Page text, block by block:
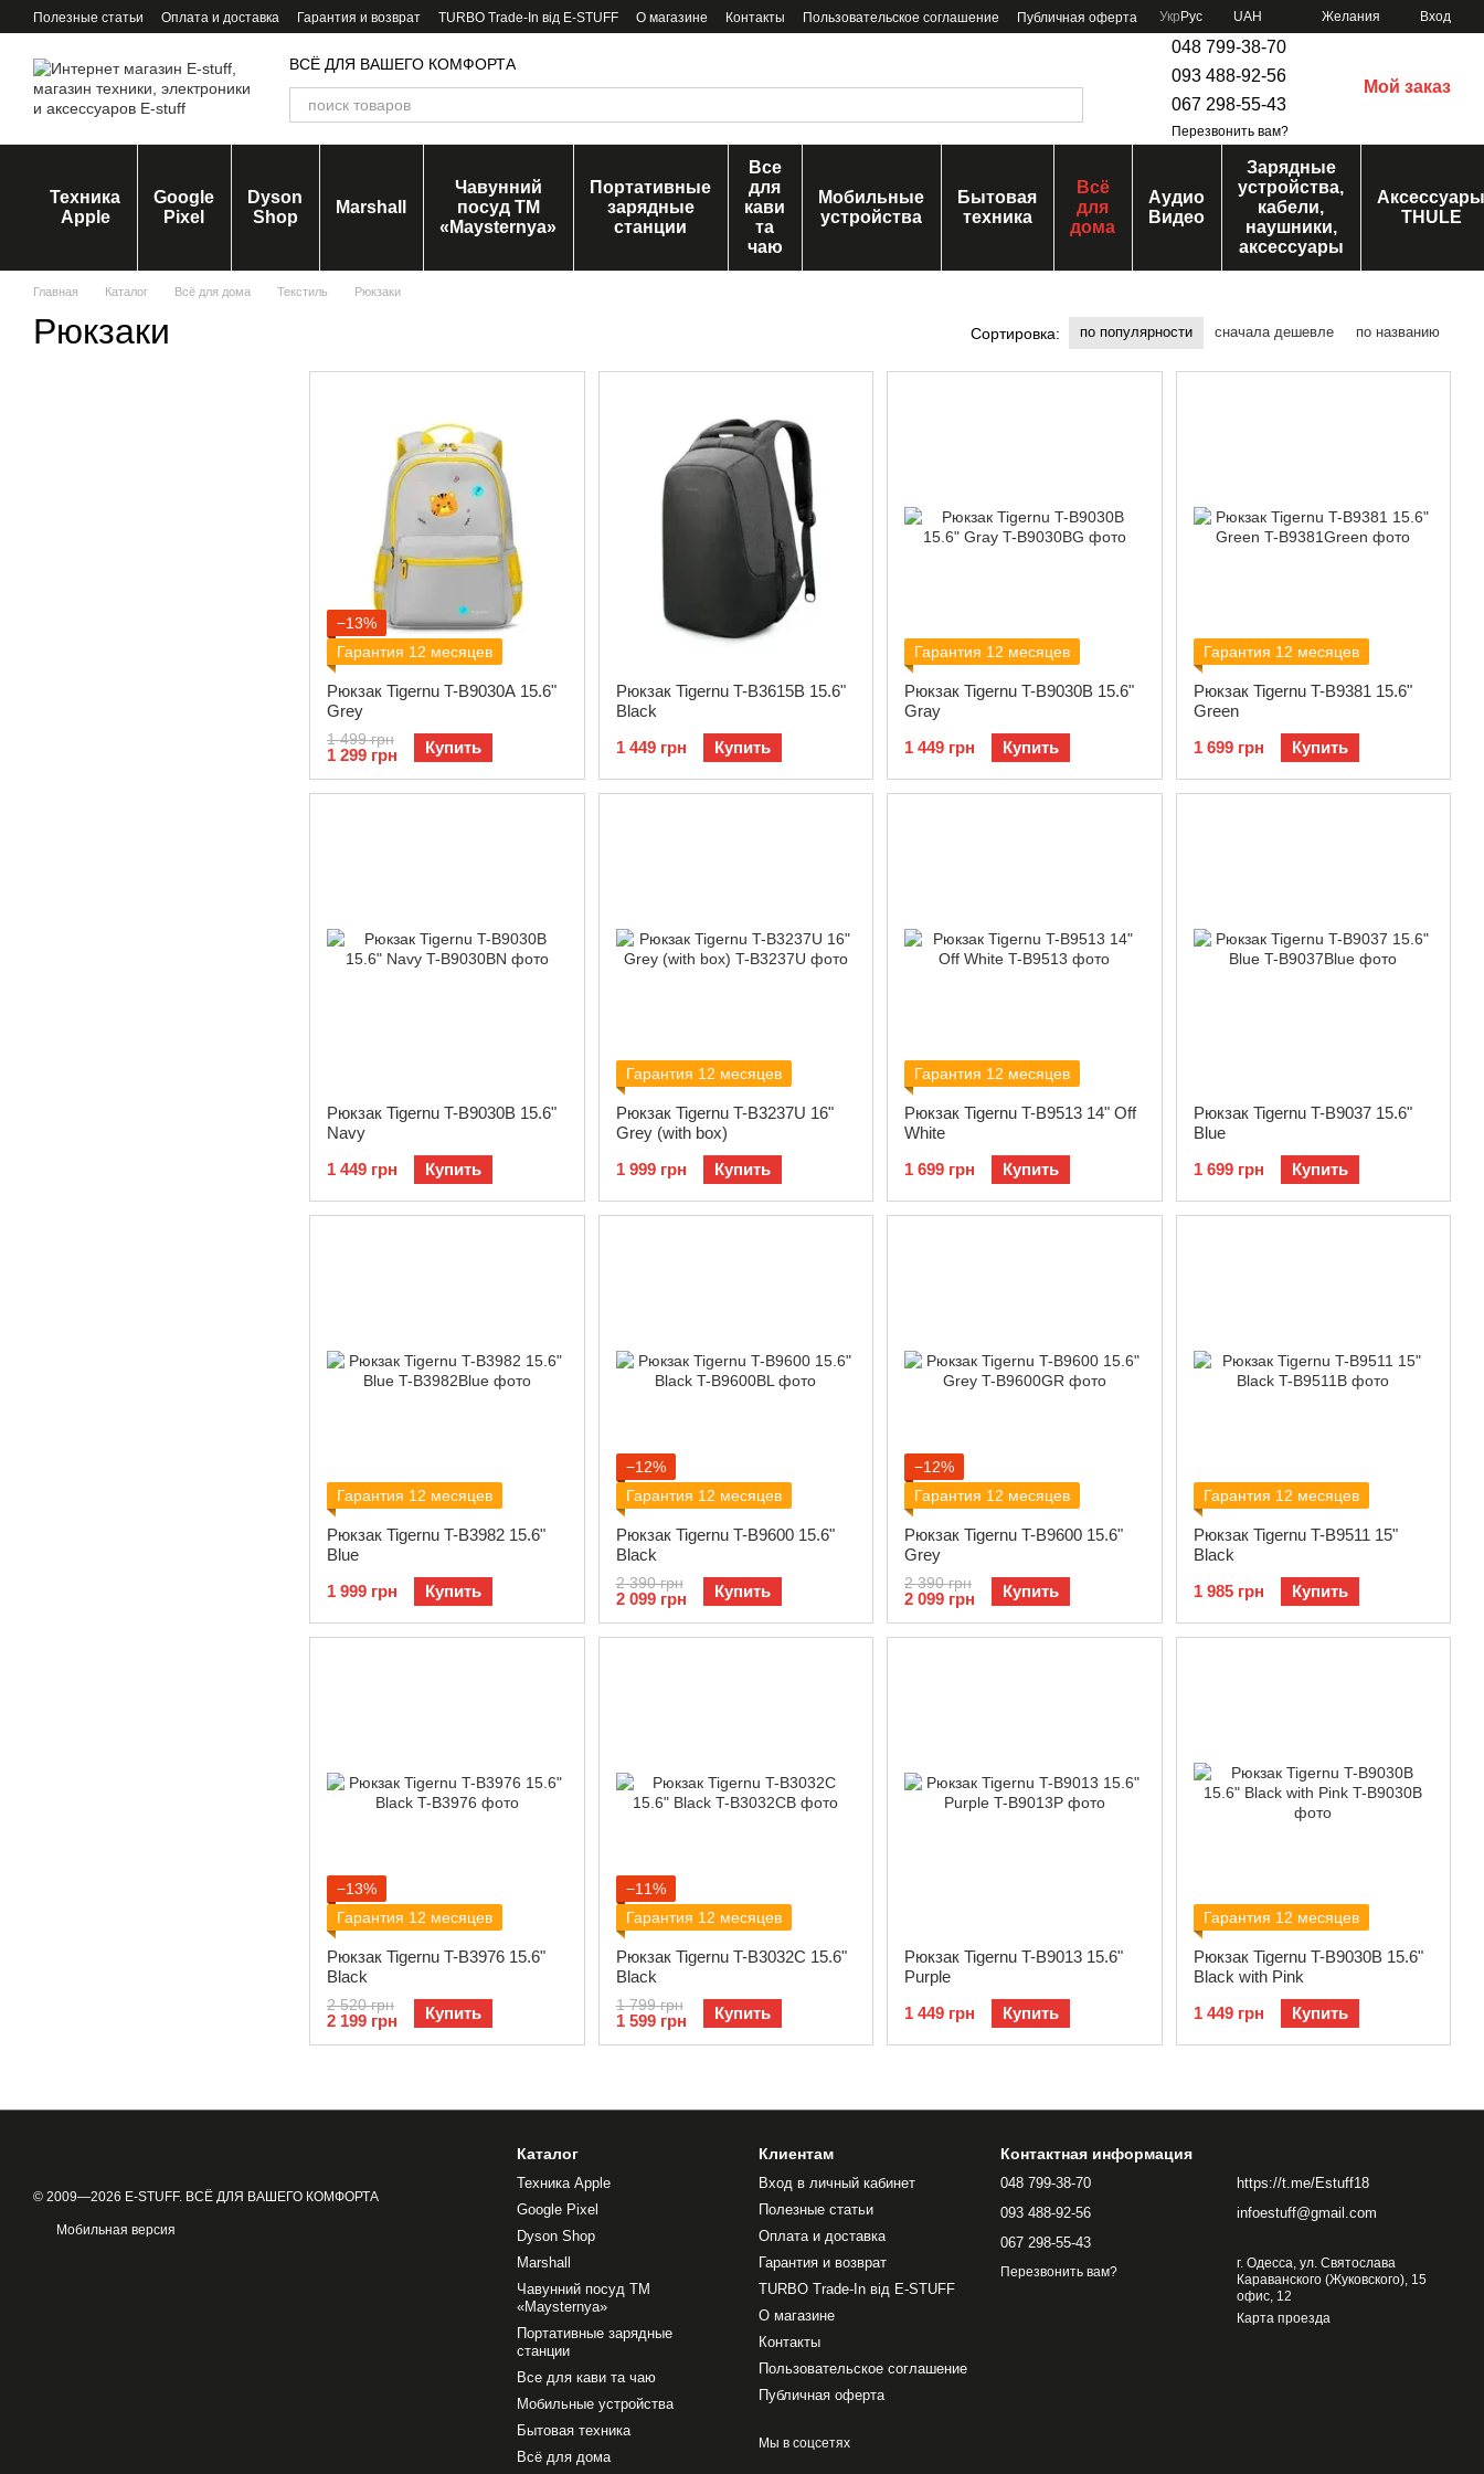
Перейти к основному контенту
Полезные статьи Оплата и доставка Гарантия и возврат TURBO Trade-In від E-STUFF О магазине Контакты Пользовательское соглашение Публичная оферта Укр Рус UAH Желания Вход
ВСЁ ДЛЯ ВАШЕГО КОМФОРТА
048 799-38-70
093 488-92-56
067 298-55-43
Перезвонить вам?
Мой заказ
Техника
Apple
Google
Pixel
Dyson
Shop
Marshall
Чавунний
посуд ТМ
«Maysternya»
Портативные
зарядные
станции
Все
для
кави
та
чаю
Мобильные
устройства
Бытовая
техника
Всё
для
дома
Аудио
Видео
Зарядные
устройства,
кабели,
наушники,
аксессуары
Аксессуары
THULE
Главная Каталог Всё для дома Текстиль Рюкзаки
Рюкзаки Сортировка: по популярности сначала дешевле по названию
−13%
Гарантия 12 месяцев
Рюкзак Tigernu T-B9030A 15.6"
Grey
1 499 грн
1 299 грн Купить
Рюкзак Tigernu T-B3615B 15.6"
Black
1 449 грн
Купить
Гарантия 12 месяцев
Рюкзак Tigernu T-B9030B 15.6"
Gray
1 449 грн
Купить
Гарантия 12 месяцев
Рюкзак Tigernu T-B9381 15.6"
Green
1 699 грн
Купить
Рюкзак Tigernu T-B9030B 15.6"
Navy
1 449 грн
Купить
Гарантия 12 месяцев
Рюкзак Tigernu T-B3237U 16"
Grey (with box)
1 999 грн
Купить
Гарантия 12 месяцев
Рюкзак Tigernu T-B9513 14" Off
White
1 699 грн
Купить
Рюкзак Tigernu T-B9037 15.6"
Blue
1 699 грн
Купить
Гарантия 12 месяцев
Рюкзак Tigernu T-B3982 15.6"
Blue
1 999 грн
Купить
−12%
Гарантия 12 месяцев
Рюкзак Tigernu T-B9600 15.6"
Black
2 390 грн
2 099 грн Купить
−12%
Гарантия 12 месяцев
Рюкзак Tigernu T-B9600 15.6"
Grey
2 390 грн
2 099 грн Купить
Гарантия 12 месяцев
Рюкзак Tigernu T-B9511 15"
Black
1 985 грн
Купить
−13%
Гарантия 12 месяцев
Рюкзак Tigernu T-B3976 15.6"
Black
2 520 грн
2 199 грн Купить
−11%
Гарантия 12 месяцев
Рюкзак Tigernu T-B3032C 15.6"
Black
1 799 грн
1 599 грн Купить
Рюкзак Tigernu T-B9013 15.6"
Purple
1 449 грн
Купить
Гарантия 12 месяцев
Рюкзак Tigernu T-B9030B 15.6"
Black with Pink
1 449 грн
Купить
© 2009—2026 E-STUFF. ВСЁ ДЛЯ ВАШЕГО КОМФОРТА
Мобильная версия
Каталог
Техника Apple
Google Pixel
Dyson Shop
Marshall
Чавунний посуд ТМ
«Maysternya»
Портативные зарядные
станции
Все для кави та чаю
Мобильные устройства
Бытовая техника
Всё для дома
Клиентам
Вход в личный кабинет
Полезные статьи
Оплата и доставка
Гарантия и возврат
TURBO Trade-In від E-STUFF
О магазине
Контакты
Пользовательское соглашение
Публичная оферта
Мы в соцсетях
Контактная информация
048 799-38-70
093 488-92-56
067 298-55-43
Перезвонить вам?
https://t.me/Estuff18
infoestuff@gmail.com
г. Одесса, ул. Святослава
Караванского (Жуковского), 15
офис, 12
Карта проезда